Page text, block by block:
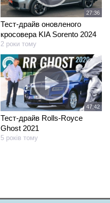
27:36
Тест-драйв оновленого
кросовера KIA Sorento 2024
2 роки тому
47:42
Тест-драйв Rolls-Royce
Ghost 2021
5 років тому